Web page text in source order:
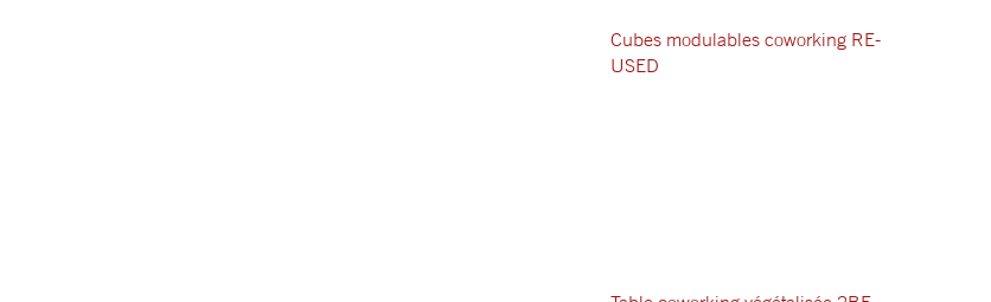
Cubes modulables coworking RE-
USED